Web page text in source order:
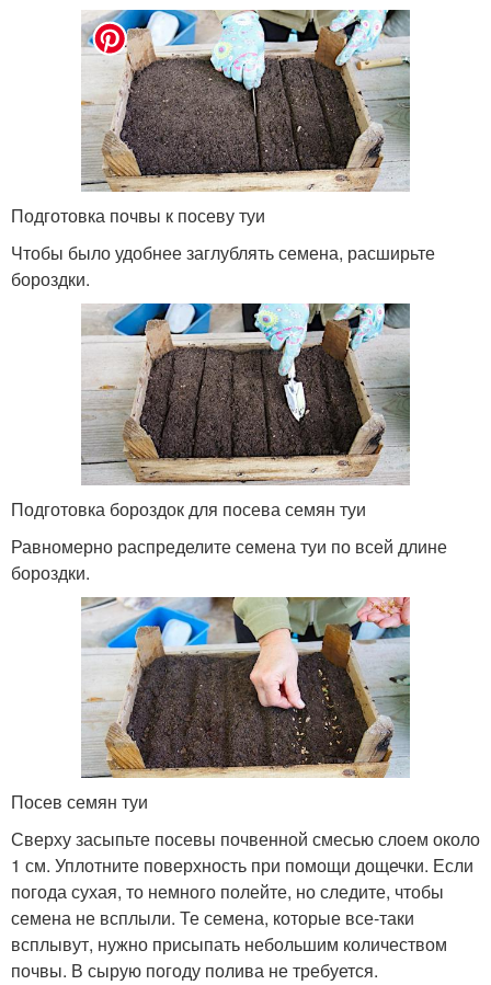
Подготовка почвы к посеву туи
Чтобы было удобнее заглублять семена, расширьте
бороздки.
Подготовка бороздок для посева семян туи
Равномерно распределите семена туи по всей длине
бороздки.
Посев семян туи
Сверху засыпьте посевы почвенной смесью слоем около
1 см. Уплотните поверхность при помощи дощечки. Если
погода сухая, то немного полейте, но следите, чтобы
семена не всплыли. Те семена, которые все-таки
всплывут, нужно присыпать небольшим количеством
почвы. В сырую погоду полива не требуется.